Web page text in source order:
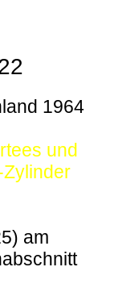
1964
und
am